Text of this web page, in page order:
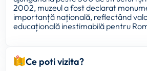
2002, muzeul a fost declarat
importanță națională, reflectând
educațională inestimabilă pentru
Ce poti vizita?